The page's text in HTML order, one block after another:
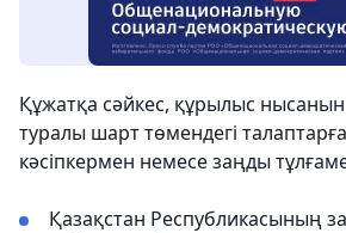
Құжатқа сәйкес, құрылыс
туралы шарт төмендегі
кәсіпкермен немесе заңды
Қазақстан Республикасының